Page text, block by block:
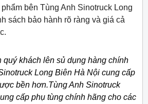
bên Tùng Anh Sinotruck Long
sách bảo hành rõ ràng và giá cả
quý khách lên sủ dụng hàng chính
Long Biên Hà Nội cung cấp
bền hơn.Tùng Anh Sinotruck
cấp phụ tùng chính hãng cho các